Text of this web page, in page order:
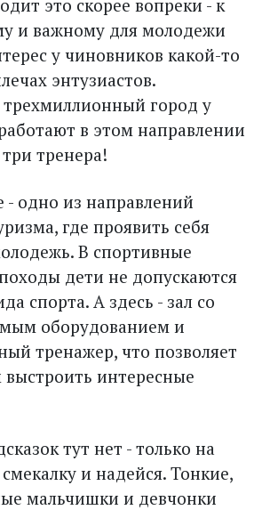
это скорее вопреки - к
и важному для молодежи
у чиновников какой-то
энтузиастов.
город у
в этом направлении
тренера!
- одно из направлений
где проявить себя
В спортивные
дети не допускаются
спорта. А здесь - зал со
оборудованием и
тренажер, что позволяет
выстроить интерес­ные
тут нет - только на
и надейся. Тонкие,
мальчишки и девчонки